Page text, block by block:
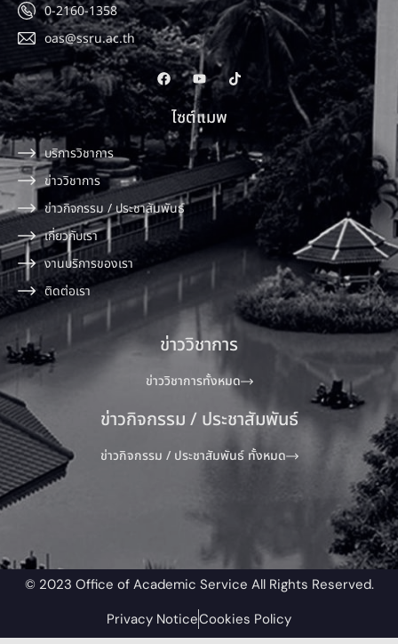
0-2160-1358
oas@ssru.ac.th
ไซต์แมพ
บริการวิชาการ
ข่าววิชาการ
ข่าวกิจกรรม / ประชาสัมพันธ์
เกี่ยวกับเรา
งานบริการของเรา
ติดต่อเรา
ข่าววิชาการ
ข่าววิชาการทั้งหมด
ข่าวกิจกรรม / ประชาสัมพันธ์
ข่าวกิจกรรม / ประชาสัมพันธ์ ทั้งหมด
© 2023 Office of Academic Service All Rights Reserved.​
Privacy NoticeCookies Policy